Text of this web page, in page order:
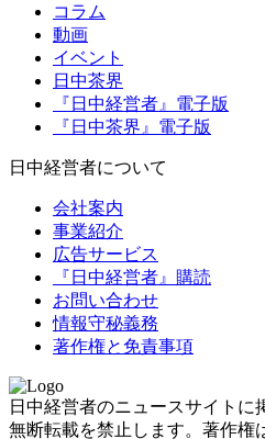
コラム
動画
イベント
日中茶界
『日中経営者』電子版
『日中茶界』電子版
日中経営者について
会社案内
事業紹介
広告サービス
『日中経営者』購読
お問い合わせ
情報守秘義務
著作権と免責事項
日中経営者のニュースサイト
無断転載を禁止します。著作権